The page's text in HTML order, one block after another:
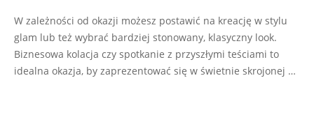
W zależności od okazji możesz postawić na kreację w stylu
glam lub też wybrać bardziej stonowany, klasyczny look.
Biznesowa kolacja czy spotkanie z przyszłymi teściami to
idealna okazja, by zaprezentować się w świetnie skrojonej …